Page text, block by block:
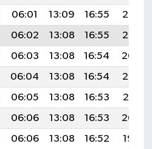
06:01 13:09 16:55
20:06
06:02 13:08 16:55
20:05
06:03 13:08 16:54
20:04
06:04 13:08 16:54
20:03
06:05 13:08 16:53
20:01
06:06 13:08 16:53
20:00
06:06 13:08 16:52
19:59